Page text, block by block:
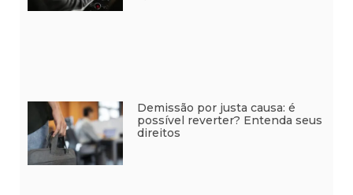
Demissão por justa causa: é
possível reverter? Entenda seus
direitos